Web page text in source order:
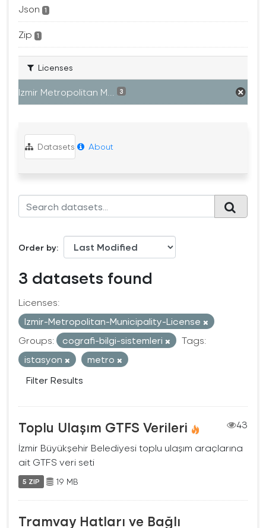
Json 1
Zip 1
Licenses
Izmir Metropolitan M... 3
Datasets About
Order by
3 datasets found
Licenses:
Izmir-Metropolitan-Municipality-License
Groups:
cografi-bilgi-sistemleri
Tags:
istasyon
metro
Filter Results
Toplu Ulaşım GTFS Verileri
43
İzmir Büyükşehir Belediyesi toplu ulaşım araçlarına
ait GTFS veri seti
5 ZIP 19 MB
Tramvay Hatları ve Bağlı